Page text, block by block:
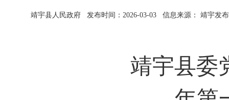
靖宇县人民政府 发布时间：2026-03-03 信息来源： 靖宇发布
靖宇县委